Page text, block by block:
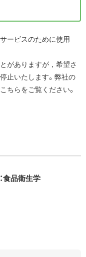
ービスのために使用
がありますが，希望さ
止いたします。弊社の
ちらをご覧ください。
食品衛生学